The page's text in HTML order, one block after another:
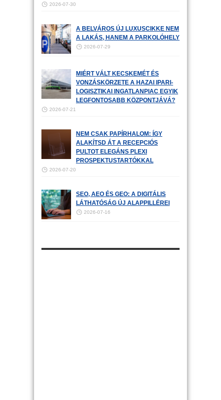
2026-07-30
A BELVÁROS ÚJ LUXUSCIKKE NEM
A LAKÁS, HANEM A PARKOLÓHELY
2026-07-29
MIÉRT VÁLT KECSKEMÉT ÉS
VONZÁSKÖRZETE A HAZAI IPARI-
LOGISZTIKAI INGATLANPIAC EGYIK
LEGFONTOSABB KÖZPONTJÁVÁ?
2026-07-21
NEM CSAK PAPÍRHALOM: ÍGY
ALAKÍTSD ÁT A RECEPCIÓS
PULTOT ELEGÁNS PLEXI
PROSPEKTUSTARTÓKKAL
2026-07-20
SEO, AEO ÉS GEO: A DIGITÁLIS
LÁTHATÓSÁG ÚJ ALAPPILLÉREI
2026-07-16